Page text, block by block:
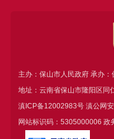
主办：保山市人民政府 承办
地址：云南省保山市隆阳区同
滇ICP备12002983号滇公网
网站标识码：5305000006 政